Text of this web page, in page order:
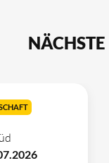
NÄCHSTE